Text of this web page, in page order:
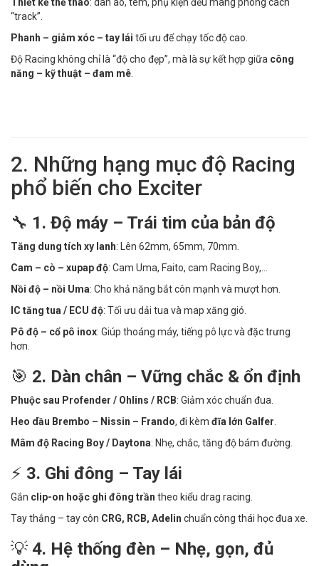
“track”.
Phanh – giảm xóc – tay lái tối ưu để chạy tốc độ cao.
Độ Racing không chỉ là “độ cho đẹp”, mà là sự kết hợp giữa công
năng – kỹ thuật – đam mê
2. Những hạng mục độ Racing
phổ biến cho Exciter
🔧 1. Độ máy – Trái tim của bản độ
Tăng dung tích xy lanh: Lên 62mm, 65mm, 70mm.
Cam – cò – xupap độ: Cam Uma, Faito, cam Racing Boy,…
Nồi độ – nồi Uma: Cho khả năng bắt côn mạnh và mượt hơn.
IC tăng tua / ECU độ: Tối ưu dải tua và map xăng gió.
Pô độ – cổ pô inox: Giúp thoáng máy, tiếng pô lực và đặc trưng
hơn.
🎯 2. Dàn chân – Vững chắc & ổn định
Phuộc sau Profender / Ohlins / RCB: Giảm xóc chuẩn đua.
Heo dầu Brembo – Nissin – Frando, đi kèm đĩa lớn Galfer
Mâm độ Racing Boy / Daytona: Nhẹ, chắc, tăng độ bám đường.
⚡ 3. Ghi đông – Tay lái
Gắn clip-on hoặc ghi đông trần theo kiểu drag racing.
Tay thắng – tay côn CRG, RCB, Adelin chuẩn công thái học đua xe.
💡 4. Hệ thống đèn – Nhẹ, gọn, đủ